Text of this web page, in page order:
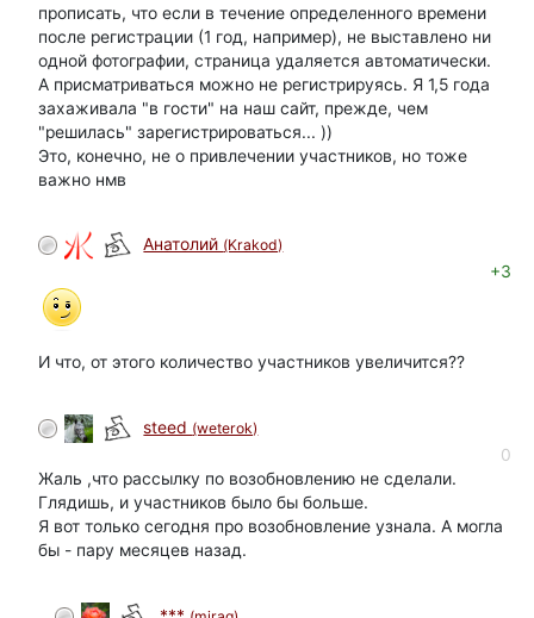
прописать, что если в течение определенного времени
после регистрации (1 год, например), не выставлено ни
одной фотографии, страница удаляется автоматически.
А присматриваться можно не регистрируясь. Я 1,5 года
захаживала "в гости" на наш сайт, прежде, чем
"решилась" зарегистрироваться... ))
Это, конечно, не о привлечении участников, но тоже
важно нмв
Анатолий (Krakod)
+3
И что, от этого количество участников увеличится??
steed (weterok)
0
Жаль ,что рассылку по возобновлению не сделали.
Глядишь, и участников было бы больше.
Я вот только сегодня про возобновление узнала. А могла
бы - пару месяцев назад.